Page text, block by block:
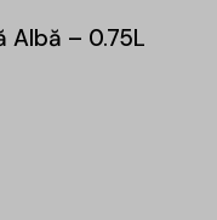
Albă – 0.75L